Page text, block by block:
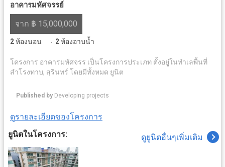
อาคารมหัศจรรย์
จาก ฿ 15,000,000
2ห้องนอน · 2ห้องอาบน้ำ
โครงการ อาคารมหัศจรร เป็นโครงการประเภท ตั้งอยู่ในทำเลพื้นที่
สำโรงทาบ, สุรินทร์ โดยมีทั้งหมด ยูนิต
Published by Developing projects
ดูรายละเอียดของโครงการ
ยูนิตในโครงการ:
ดูยูนิตอื่นๆเพิ่มเติม